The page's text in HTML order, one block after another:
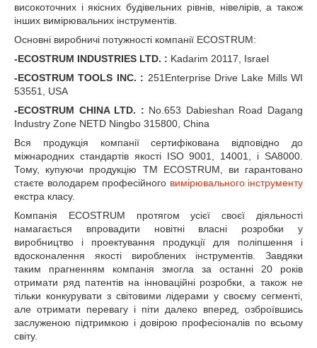
високоточних і якісних будівельних рівнів, нівелірів, а також
інших вимірювальних інструментів.
Основні виробничі потужності компанії ECOSTRUM:
-ECOSTRUM INDUSTRIES LTD. : Kadarim 20117, Israel
-ECOSTRUM TOOLS INC. : 251Enterprise Drive Lake Mills WI
53551, USA
-ECOSTRUM CHINA LTD. : No.653 Dabieshan Road Dagang
Industry Zone NETD Ningbo 315800, China
Вся продукція компанії сертифікована відповідно до
міжнародних стандартів якості ISO 9001, 14001, і SA8000.
Тому, купуючи продукцію ТМ ECOSTRUM, ви гарантовано
стаєте володарем професійного вимірювального інструменту
екстра класу.
Компанія ECOSTRUM протягом усієї своєї діяльності
намагається впровадити новітні власні розробки у
виробництво і проектування продукції для поліпшення і
вдосконалення якості вироблених інструментів. Завдяки
таким прагненням компанія змогла за останні 20 років
отримати ряд патентів на інноваційні розробки, а також не
тільки конкурувати з світовими лідерами у своєму сегменті,
але отримати перевагу і піти далеко вперед, озброївшись
заслуженою підтримкою і довірою професіоналів по всьому
світу.